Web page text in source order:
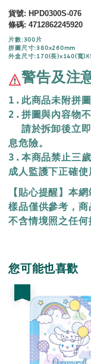
貨號: HPD0300S-076
條碼:4712862245920
片數:300片
拼圖尺寸:380x260mm
外盒尺寸:170(長)x140(寬
警告及注
1.此商品未附拼圖
2.拼圖與內容物不
請於拆卸後立
息危險。
3.本商品禁止三
成人監護下正確使
【貼心提醒】本
樣品僅供參考，
不含情境照之任何
您可能也喜歡